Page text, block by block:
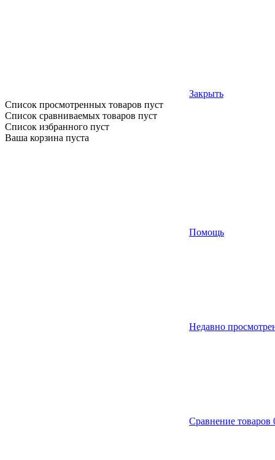
Закрыть
Список просмотренных товаров пуст
Список сравниваемых товаров пуст
Список избранного пуст
Ваша корзина пуста
Помощь
Недавно
Сравнение товаров